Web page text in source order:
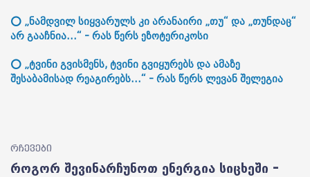
⭕ „ნამდვილ სიყვარულს კი არანაირი „თუ“ და „თუნდაც“
არ გააჩნია...“ - რას წერს ეზოტერიკოსი
⭕ „ტვინი გვისმენს, ტვინი გვიყურებს და ამაზე
შესაბამისად რეაგირებს...“ - რას წერს ლევან შელეგია
რჩევები
როგორ შევინარჩუნოთ ენერგია სიცხეში –